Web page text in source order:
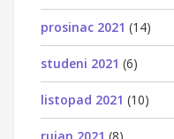
prosinac 2021 (14)
studeni 2021 (6)
listopad 2021 (10)
rujan 2021 (8)